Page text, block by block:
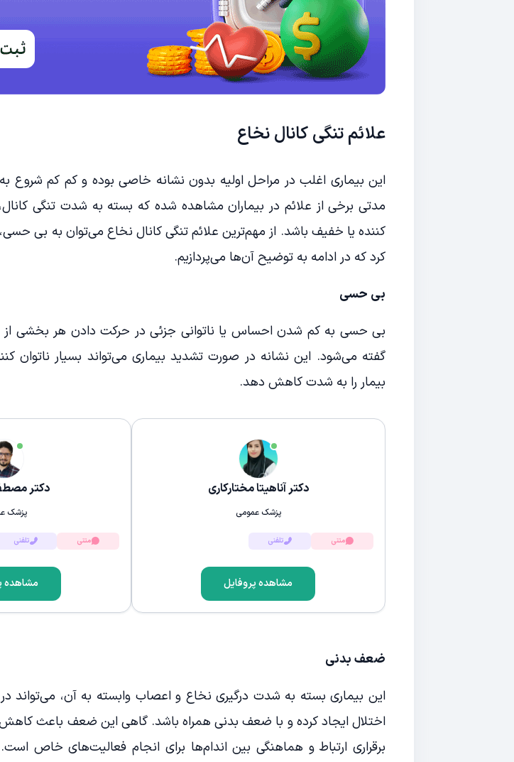
علائم تنگی کانال نخاع
این بیماری اغلب در مراحل اولیه بدون نشانه خاصی بوده و کم کم شروع
مدتی برخی از علائم در بیماران مشاهده شده که بسته به شدت تنگی
کننده یا خفیف باشد. از مهم‌ترین علائم تنگی کانال نخاع می‌توان به بی‌
کرد که در ادامه به توضیح آن‌ها می‌پردازیم.
بی حسی
بی حسی به کم شدن احساس یا ناتوانی جزئی در حرکت دادن هر بخشی از
گفته می‌شود. این نشانه در صورت تشدید بیماری می‌تواند بسیار ناتوان
بیمار را به شدت کاهش دهد.
دکتر آناهیتا مختارکاری
پزشک عمومی
متنی تلفنی
مشاهده پروفایل
دکتر
پزشک
متنی تلفنی
مشاهده
ضعف بدنی
این بیماری بسته به شدت درگیری نخاع و اعصاب وابسته به آن، می‌تواند در
اختلال ایجاد کرده و با ضعف بدنی همراه باشد. گاهی این ضعف باعث کاهش
برقراری ارتباط و هماهنگی بین اندام‌ها برای انجام فعالیت‌های خاص